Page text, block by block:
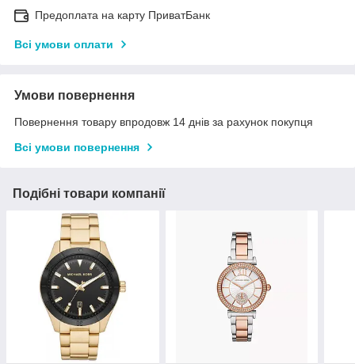
Предоплата на карту ПриватБанк
Всі умови оплати
Умови повернення
Повернення товару впродовж 14 днів за рахунок покупця
Всі умови повернення
Подібні товари компанії